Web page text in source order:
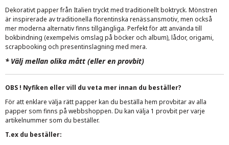
Dekorativt papper från Italien tryckt med traditionellt boktryck. Mönstren
är inspirerade av traditionella florentinska renässansmotiv, men också
mer moderna alternativ finns tillgängliga. Perfekt för att använda till
bokbindning (exempelvis omslag på böcker och album), lådor, origami,
scrapbooking och presentinslagning med mera.
* Välj mellan olika mått (eller en provbit)
OBS ! Nyfiken eller vill du veta mer innan du beställer?
För att enklare välja rätt papper kan du beställa hem provbitar av alla
papper som finns på webbshoppen. Du kan välja 1 provbit per varje
artikelnummer som du beställer.
T.ex du beställer: